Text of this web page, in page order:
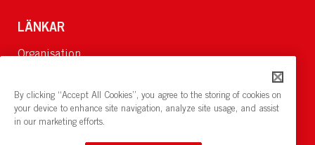
LÄNKAR
Organisation
Lediga jobb
Nyheter och pressrum
Restaurang och konferens: cirkelnstockholm.se
By clicking “Accept All Cookies”, you agree to the storing of cookies on
your device to enhance site navigation, analyze site usage, and assist
in our marketing efforts.